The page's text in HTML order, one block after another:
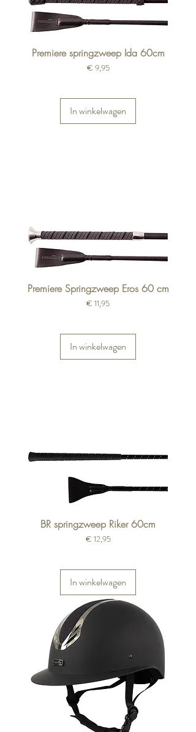
Premiere springzweep Ida 60cm
Prijs
€ 9,95
In winkelwagen
Premiere Springzweep Eros 60 cm
Prijs
€ 11,95
In winkelwagen
BR springzweep Riker 60cm
Prijs
€ 12,95
In winkelwagen